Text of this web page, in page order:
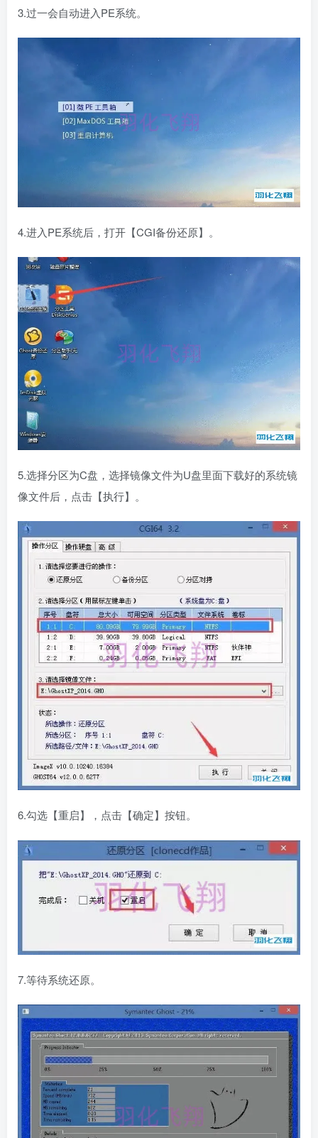
3.过一会自动进入PE系统。
4.进入PE系统后，打开【CGI备份还原】。
5.选择分区为C盘，选择镜像文件为U盘里面下载好的系统镜
像文件后，点击【执行】。
6.勾选【重启】，点击【确定】按钮。
7.等待系统还原。